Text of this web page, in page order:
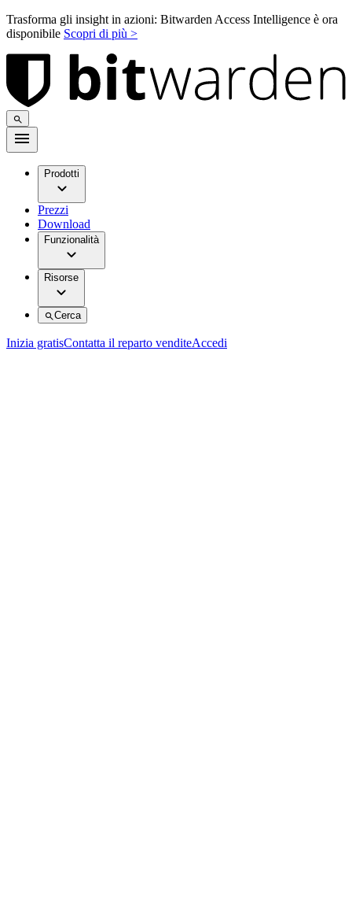
Trasforma gli insight in azioni: Bitwarden Access Intelligence è ora
disponibile Scopri di più >
Prodotti
Prezzi
Download
Funzionalità
Risorse
Cerca
Inizia gratisContatta il reparto venditeAccedi